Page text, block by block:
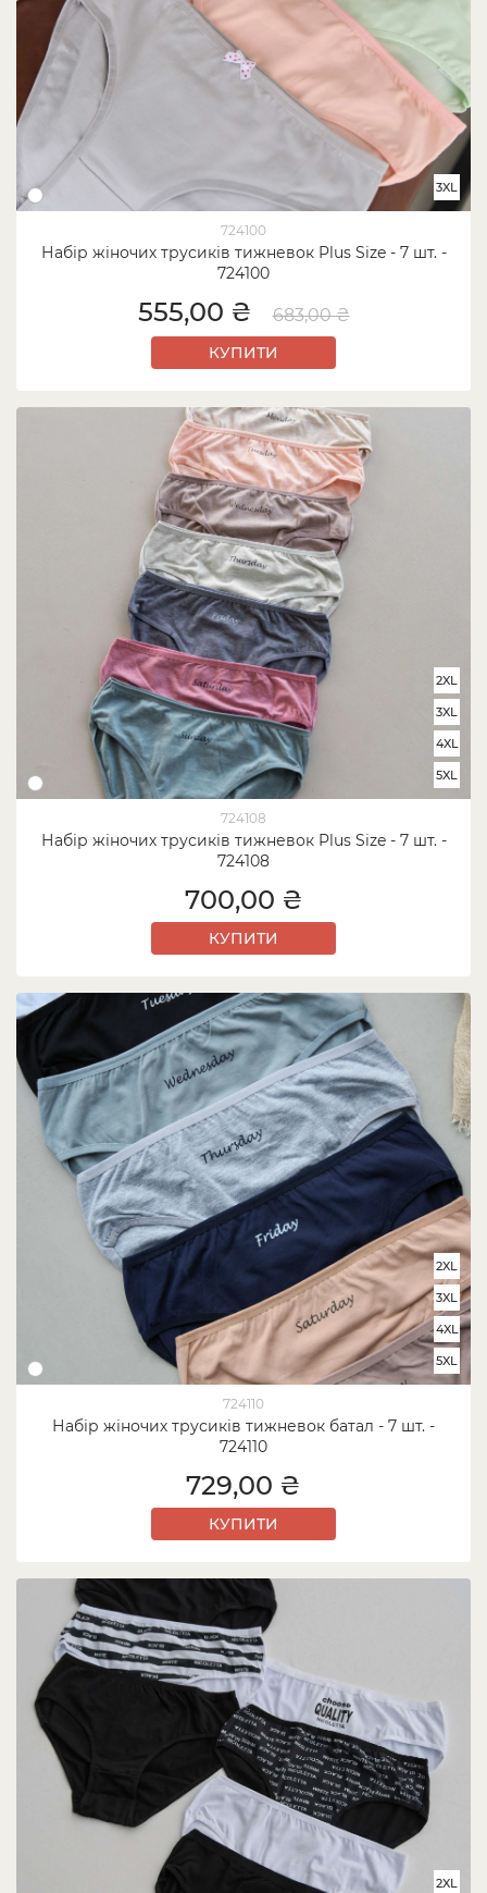
724100
Набір жіночих трусиків тижневок Plus Size - 7 шт. -
724100
3XL
555,00 ₴ 683,00 ₴
КУПИТИ
724108
Набір жіночих трусиків тижневок Plus Size - 7 шт. -
724108
2XL
3XL
4XL
5XL
700,00 ₴
КУПИТИ
724110
Набір жіночих трусиків тижневок батал - 7 шт. -
724110
2XL
3XL
4XL
5XL
729,00 ₴
КУПИТИ
2XL